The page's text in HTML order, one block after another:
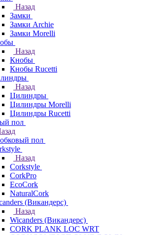
Назад
Замки
Замки Archie
Замки Morelli
Назад
Кнобы
Кнобы Rucetti
Назад
Цилиндры
Цилиндры Morelli
Цилиндры Rucetti
пол
пол
Назад
Corkstyle
CorkPro
EcoCork
NaturalCork
(Викандерс)
Назад
Wicanders (Викандерс)
CORK PLANK LOC WRT